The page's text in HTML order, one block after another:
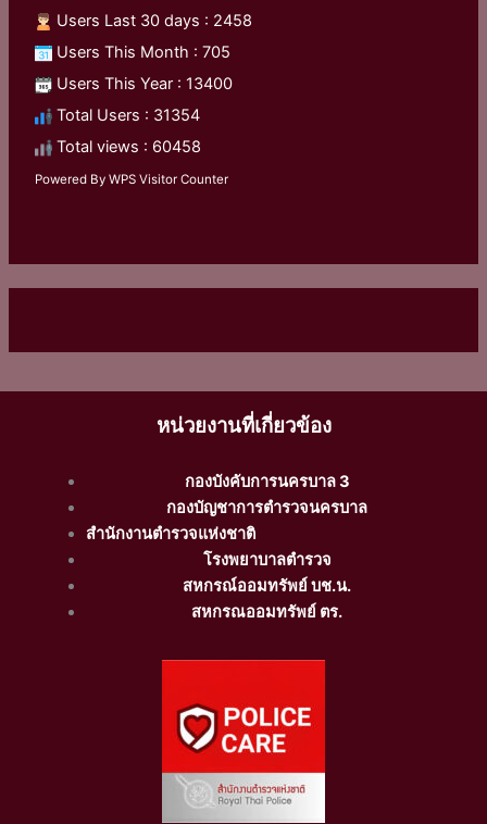
Users Last 30 days : 2458
Users This Month : 705
Users This Year : 13400
Total Users : 31354
Total views : 60458
Powered ByWPS Visitor Counter
หน่วยงานที่เกี่ยวข้อง
กองบังคับการนครบาล 3
กองบัญชาการตำรวจนครบาล
สำนักงานตำรวจแห่งชาติ
โรงพยาบาลตำรวจ
สหกรณ์ออมทรัพย์ บช.น.
สหกรณออมทรัพย์ ตร.